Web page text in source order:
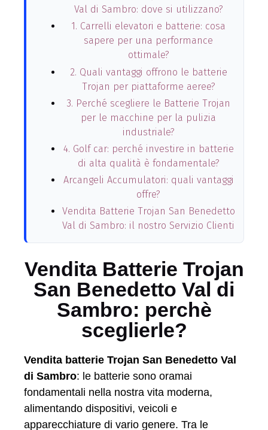
Val di Sambro: dove si utilizzano?
1. Carrelli elevatori e batterie: cosa
sapere per una performance
ottimale?
2. Quali vantaggi offrono le batterie
Trojan per piattaforme aeree?
3. Perché scegliere le Batterie Trojan
per le macchine per la pulizia
industriale?
4. Golf car: perché investire in batterie
di alta qualità è fondamentale?
Arcangeli Accumulatori: quali vantaggi
offre?
Vendita Batterie Trojan San Benedetto
Val di Sambro: il nostro Servizio Clienti
Vendita Batterie Trojan
San Benedetto Val di
Sambro: perchè
sceglierle?
Vendita batterie Trojan San Benedetto Val
di Sambro: le batterie sono oramai
fondamentali nella nostra vita moderna,
alimentando dispositivi, veicoli e
apparecchiature di vario genere. Tra le